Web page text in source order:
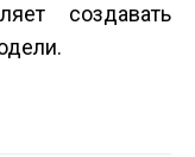
создавать